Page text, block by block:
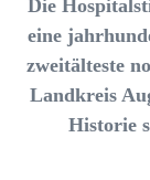
Die
eine
zweitälteste
Landkreis
Historie